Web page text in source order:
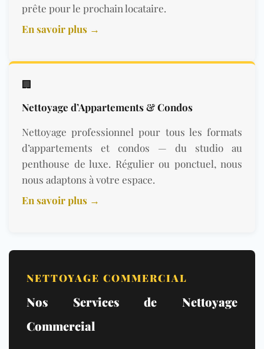
prête pour le prochain locataire.
En savoir plus →
🏢
Nettoyage d’Appartements & Condos
Nettoyage professionnel pour tous les formats
d’appartements et condos — du studio au
penthouse de luxe. Régulier ou ponctuel, nous
nous adaptons à votre espace.
En savoir plus →
NETTOYAGE COMMERCIAL
Nos Services de Nettoyage
Commercial